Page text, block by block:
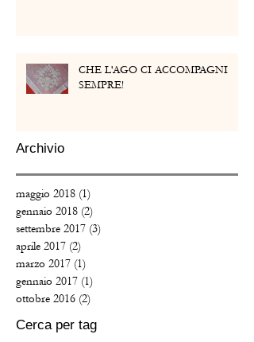
CHE L'AGO CI ACCOMPAGNI
SEMPRE!
Archivio
maggio 2018 (1)
gennaio 2018 (2)
settembre 2017 (3)
aprile 2017 (2)
marzo 2017 (1)
gennaio 2017 (1)
ottobre 2016 (2)
Cerca per tag